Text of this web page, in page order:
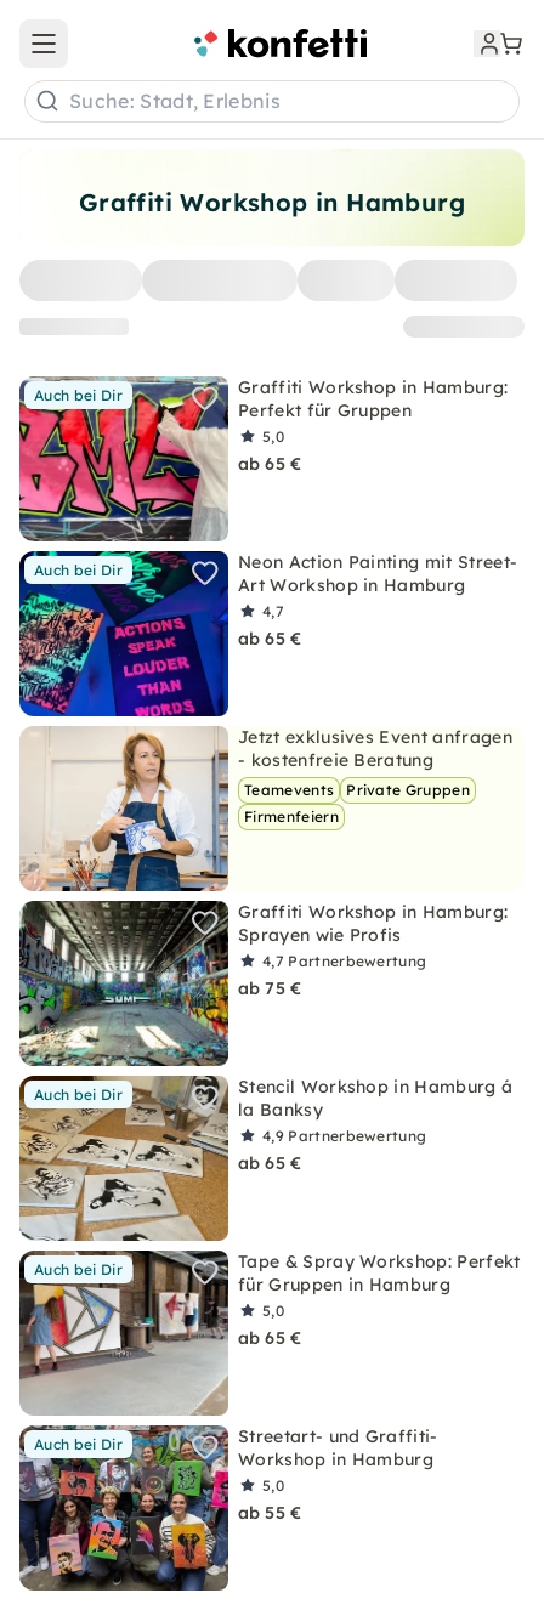
Graffiti Workshop in Hamburg
Auch bei Dir
Graffiti Workshop in Hamburg:
Perfekt für Gruppen
5,0
ab 65 €
Auch bei Dir
Neon Action Painting mit Street-
Art Workshop in Hamburg
4,7
ab 65 €
Jetzt exklusives Event anfragen
- kostenfreie Beratung
Teamevents
Private Gruppen
Firmenfeiern
Graffiti Workshop in Hamburg:
Sprayen wie Profis
4,7 Partnerbewertung
ab 75 €
Auch bei Dir
Stencil Workshop in Hamburg á
la Banksy
4,9 Partnerbewertung
ab 65 €
Auch bei Dir
Tape & Spray Workshop: Perfekt
für Gruppen in Hamburg
5,0
ab 65 €
Auch bei Dir
Streetart- und Graffiti-
Workshop in Hamburg
5,0
ab 55 €
Open main menu
Suche: Stadt, Erlebnis